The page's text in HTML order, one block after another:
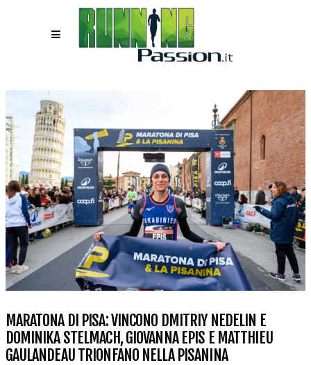
MARATONA DI PISA: VINCONO DMITRIY NEDELIN E
DOMINIKA STELMACH, GIOVANNA EPIS E MATTHIEU
GAULANDEAU TRIONFANO NELLA PISANINA